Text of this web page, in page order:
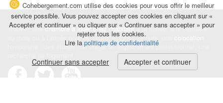
Trouvez unechambre à louer chez l'habitantà la nuitée, à la semaine,
au mois ou à l'année pour de courts et longs séjours, une
temporaire : des études, un stage, un déplacement professionnel, une
Cohebergement.com utilise des cookies pour vous offrir le meilleur
service possible. Vous pouvez accepter ces cookies en cliquant sur «
Accepter et continuer » ou cliquer sur « Continuer sans accepter » pour
rejeter tous les cookies.
Lire la politique de confidentialité
Continuer sans accepter Accepter et continuer